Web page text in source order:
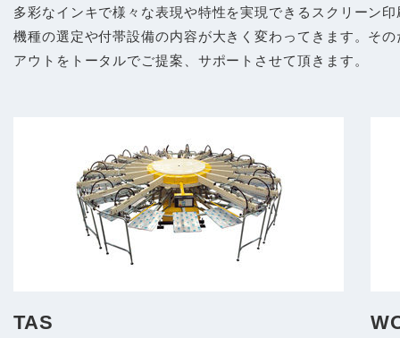
多彩なインキで様々な表現や特性を実現できるスクリーン
機種の選定や付帯設備の内容が大きく変わってきます。そ
アウトをトータルでご提案、サポートさせて頂きます。
TAS